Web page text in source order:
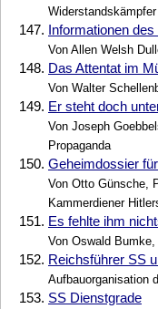
Widerstandskämpfer
147. Informationen
Von Allen Welsh
148. Das Attentat im
Von Walter
149. Er steht doch
Von Joseph
Propaganda
150. Geheimdossier
Von Otto Günsche,
Kammerdiener
151. Es fehlte ihm
Von Oswald
152. Reichsführer SS
Aufbauorganisation
153. SS Dienstgrade